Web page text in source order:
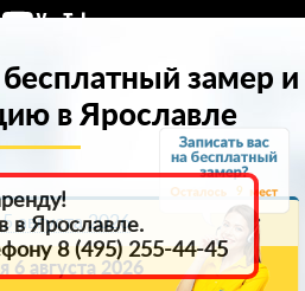
9
замер и
в Ярославле
августа 2026
6 августа 2026
в Ярославле.
8 (495) 255-44-45